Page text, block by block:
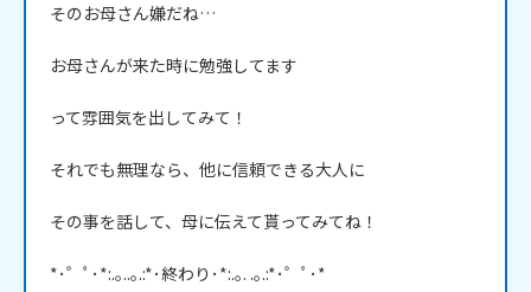
そのお母さん嫌だね…
お母さんが来た時に勉強してます
って雰囲気を出してみて！
それでも無理なら、他に信頼できる大人に
その事を話して、母に伝えて貰ってみてね！
*･゜ﾟ･*:.｡..｡.:*･終わり･*:.｡. .｡.:*･゜ﾟ･*